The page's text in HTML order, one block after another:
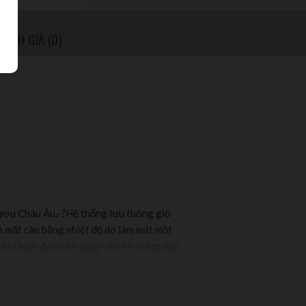
Châu Âu.-?Hệ thống lưu thông gió
cân bằng nhiệt độ do làm mát một
rung lắc dù nhỏ nhất,dễ bảo trì đặc biệt